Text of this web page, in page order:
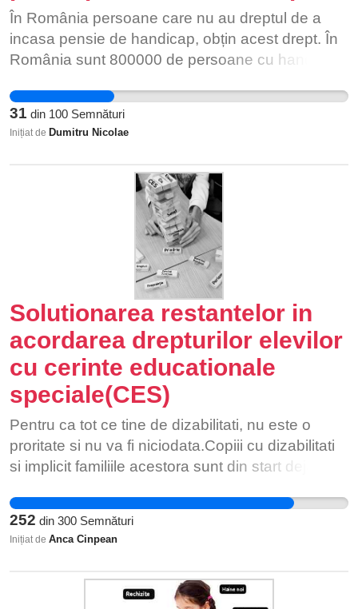
În România persoane care nu au dreptul de a
incasa pensie de handicap, obțin acest drept. În
România sunt 800000 de persoane cu handicap,
se plătesc undeva la 500 de euro, odată la 6 luni
pt a determina comisia sa închidă ochii, precum
și diverse atentii angajaților de la dgaspc din
ancheta efectuata".
31 din 100 Semnături
Inițiat de Dumitru Nicolae
Solutionarea restantelor in
acordarea drepturilor elevilor
cu cerinte educationale
speciale(CES)
Pentru ca tot ce tine de dizabilitati, nu este o
proritate si nu va fi niciodata.Copiii cu dizabilitati
si implicit familiile acestora sunt din start deja
vedere,nu doar din perspectiva economica.Cea
economica este doar inca una in plus.
Dizabilitatea nu este doar o problemă a
sale, ci este o problema a întregii noastre
252 din 300 Semnături
Inițiat de Anca Cinpean